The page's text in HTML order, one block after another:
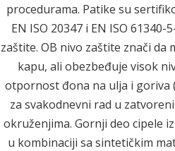
procedurama. Patike su
EN ISO 20347 i EN ISO 61340-
zaštite. OB nivo zaštite znači da
kapu, ali obezbeđuje visok
otpornost đona na ulja i goriva
za svakodnevni rad u
okruženjima. Gornji deo cipele
u kombinaciji sa sintetičkim